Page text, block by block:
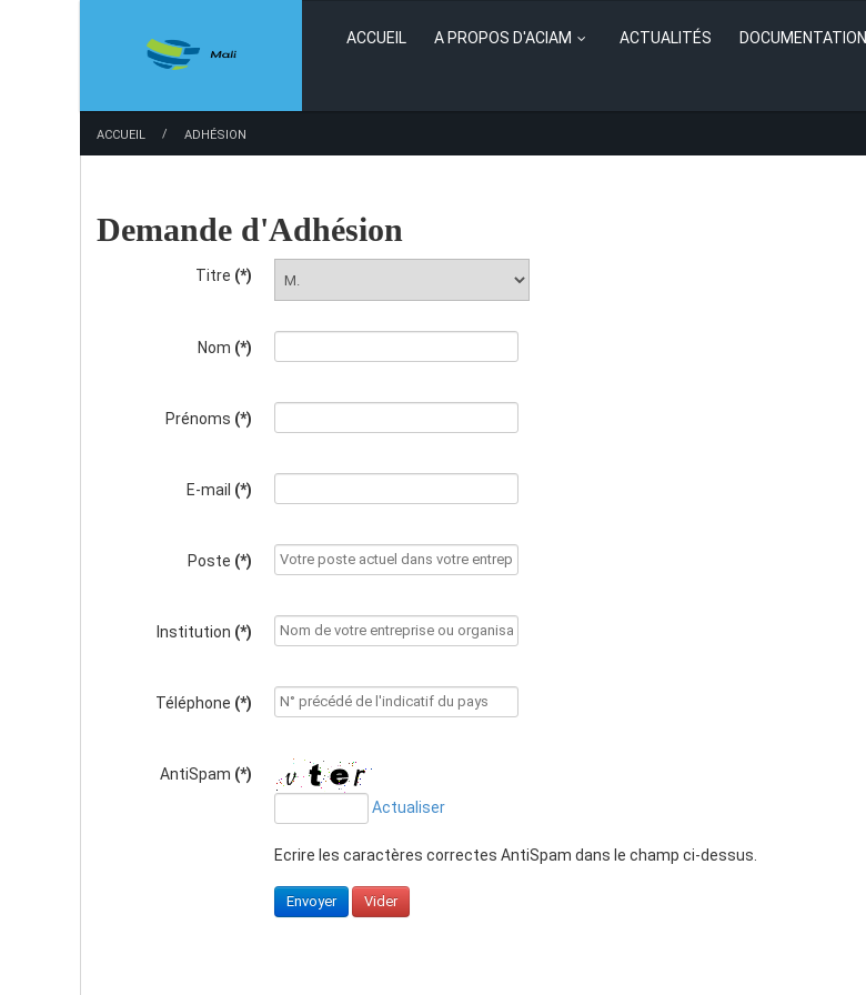
ACCUEIL A PROPOS D'ACIAM ACTUALITÉS DOCUMENTATION
ACCUEIL / ADHÉSION
Demande d'Adhésion
Titre (*)
Nom (*)
Prénoms (*)
E-mail (*)
Poste (*)
Institution (*)
Téléphone (*)
AntiSpam (*)
Actualiser
Ecrire les caractères correctes AntiSpam dans le champ ci-dessus.
Envoyer Vider